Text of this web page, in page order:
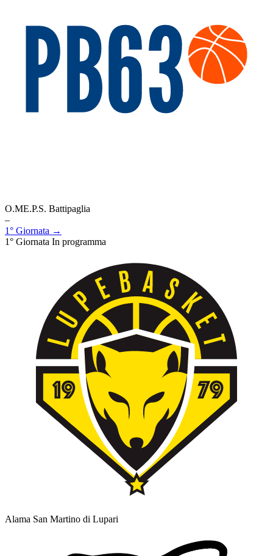
O.ME.P.S. Battipaglia
–
1° Giornata →
1° Giornata In programma
Alama San Martino di Lupari